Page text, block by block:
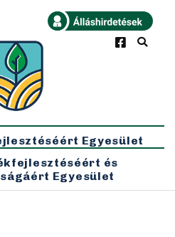
×
Egyesület
és
Egyesület